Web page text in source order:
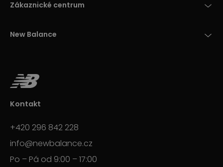
Zákaznické centrum
New Balance
Kontakt
+420 296 842 228
info@newbalance.cz
Po – Pá od 9:00 – 17:00